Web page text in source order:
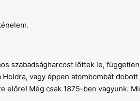
szabadságharcost lőttek le,
vagy éppen atombombát
előre! Még csak 1875-ben vagyunk.